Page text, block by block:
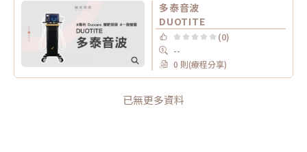
多泰音波
DUOTITE
(0)
--
0 則(療程分享)
已無更多資料